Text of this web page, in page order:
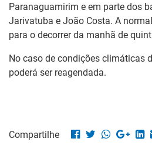
Paranaguamirim e em parte dos
Jarivatuba e João Costa. A
para o decorrer da manhã de
No caso de condições climáticas
poderá ser reagendada.
Compartilhe